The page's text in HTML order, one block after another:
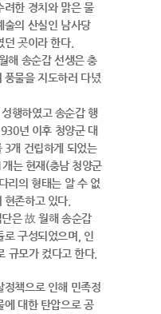
려한 경치와 맑은 물
술의 산실인 남사당
곳이라 한다.
해 송순갑 선생은 충
풍물을 지도하러 다녔
행하였고 송순갑 행
년 이후 청양군 대
3개 건립하게 되었는
는 현재(충남 청양군
리의 형태는 알 수 없
존하고 있다.
은 故 월해 송순갑
구성되었으며, 인
규모가 컸다고 한다.
정책으로 인해 민족정
에 대한 탄압으로 공